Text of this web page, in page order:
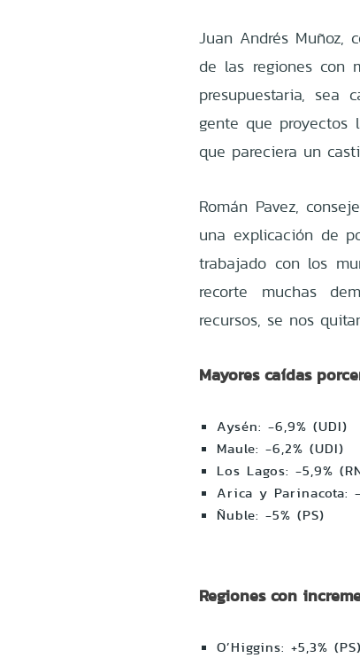
Juan Andrés Muñoz,
de las regiones con
presupuestaria, sea
gente que proyectos
que pareciera un
Román Pavez,
una explicación de
trabajado con los
recorte muchas
recursos, se nos
Mayores caídas
Aysén: -6,9% (UDI)
Maule: -6,2% (UDI)
Los Lagos: -5,9%
Arica y Parinacota:
Ñuble: -5% (PS)
Regiones con
O’Higgins: +5,3% (PS)